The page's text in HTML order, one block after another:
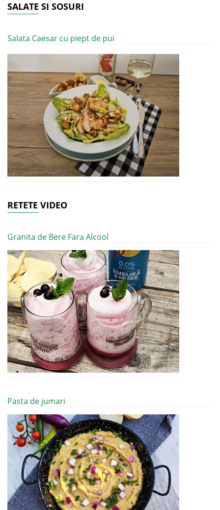
SALATE SI SOSURI
Salata Caesar cu piept de pui
RETETE VIDEO
Granita de Bere Fara Alcool
Pasta de jumari